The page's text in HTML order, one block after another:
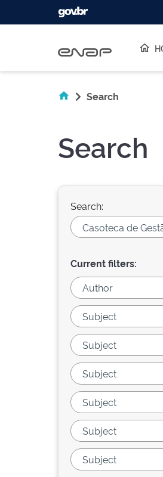
Search
Search
Search:
Current filters: